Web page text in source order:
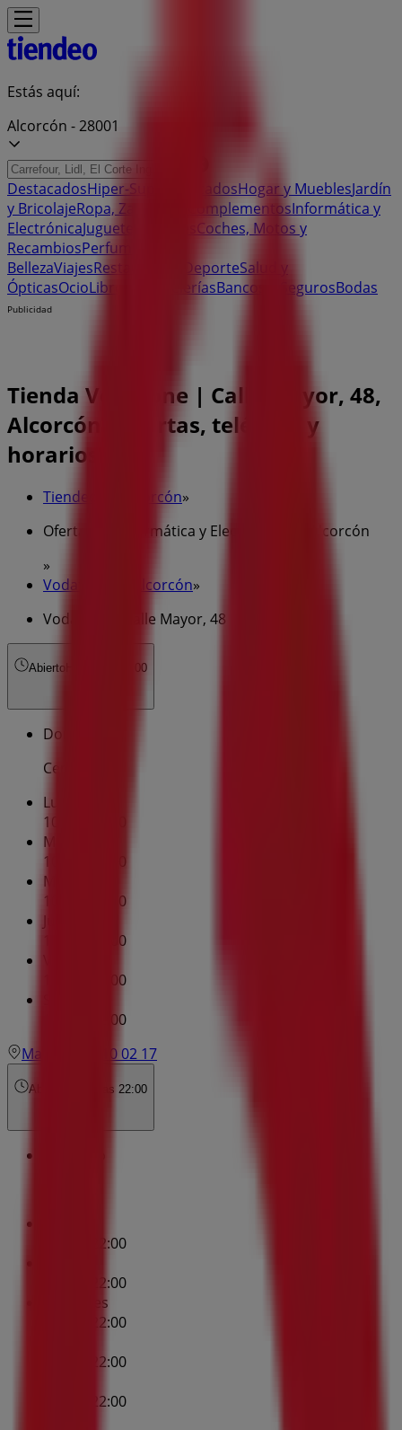
Estás aquí:
Alcorcón - 28001
DestacadosHiper-SupermercadosHogar y MueblesJardín
y BricolajeRopa, Zapatos y ComplementosInformática y
ElectrónicaJuguetes y Bebés
Coches, Motos y
RecambiosPerfumerías y
BellezaViajesRestauración DeporteSalud y
ÓpticasOcioLibros y PapeleríasBancos y SegurosBodas
Publicidad
Tienda Vodafone | Calle Mayor, 48,
Alcorcón - Ofertas, teléfono y
horarios
Tiendeo en Alcorcón»
Ofertas de Informática y Electrónica en Alcorcón
»
Vodafone en Alcorcón»
Vodafone | Calle Mayor, 48
Abierto Hasta las 22:00
Domingo
Cerrado
Lunes
10:00 - 22:00
Martes
10:00 - 22:00
Miércoles
10:00 - 22:00
Jueves
10:00 - 22:00
10:00 - 22:00
11:30 - 22:00
Mapa
607 10 02 17
Abierto Hasta las 22:00
10:00 - 22:00
10:00 - 22:00
Miércoles
10:00 - 22:00
10:00 - 22:00
10:00 - 22:00